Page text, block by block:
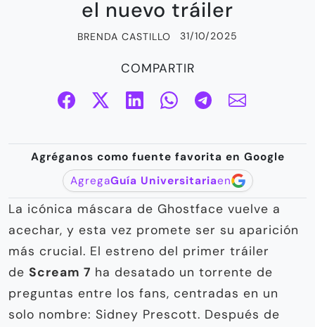
el nuevo tráiler
BRENDA CASTILLO 31/10/2025
COMPARTIR
Agréganos como fuente favorita en Google
AgregaGuía Universitariaen
La icónica máscara de Ghostface vuelve a
acechar, y esta vez promete ser su aparición
más crucial. El estreno del primer tráiler
de Scream 7 ha desatado un torrente de
preguntas entre los fans, centradas en un
solo nombre: Sidney Prescott. Después de